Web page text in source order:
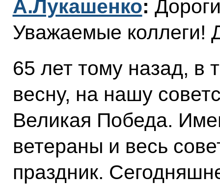
А.Лукашенко:
Уважаемые коллеги!
65 лет тому назад, в
весну, на нашу
Великая Победа.
ветераны и весь
праздник.